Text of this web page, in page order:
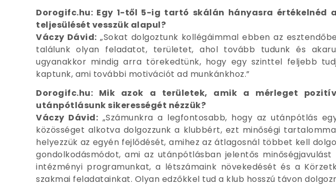
Dorogifc.hu: Egy 1-től 5-ig tartó skálán hányasra
teljesülését vesszük alapul?
Váczy Dávid: „Sokat dolgoztunk kollégáimmal ebben az
találunk olyan feladatot, területet, ahol tovább tudunk és
ugyanakkor mindig arra törekedtünk, hogy egy szinttel feljebb
kaptunk, ami további motivációt ad munkánkhoz.”
Dorogifc.hu: Mik azok a területek, amik a mérleget
utánpótlásunk sikerességét nézzük?
Váczy Dávid: „Számunkra a legfontosabb, hogy az utánpótlás
közösséget alkotva dolgozzunk a klubbért, ezt minőségi
helyezzük az egyén fejlődését, amihez az átlagosnál többet kell
gondolkodásmódot, ami az utánpótlásban jelentős
intézményi programunkat, a létszámaink növekedését és a
szakmai feladatainkat. Olyan edzőkkel tud a klub hosszú távon